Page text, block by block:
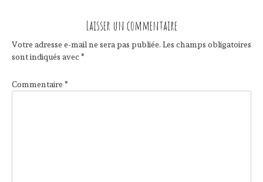
Laisser un commentaire
Votre adresse e-mail ne sera pas publiée. Les champs obligatoires
sont indiqués avec *
Commentaire *